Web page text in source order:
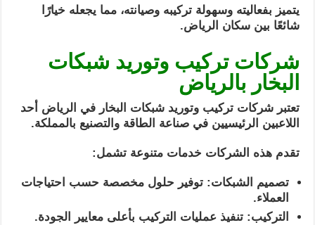
يتميز بفعاليته وسهولة تركيبه وصيانته، مما يجعله خيارًا
شائعًا بين سكان الرياض.
شركات تركيب وتوريد شبكات
البخار بالرياض
تعتبر شركات تركيب وتوريد شبكات البخار في الرياض أحد
اللاعبين الرئيسيين في صناعة الطاقة والتصنيع بالمملكة.
تقدم هذه الشركات خدمات متنوعة تشمل:
تصميم الشبكات: توفير حلول مخصصة حسب احتياجات
العملاء.
التركيب: تنفيذ عمليات التركيب بأعلى معايير الجودة.